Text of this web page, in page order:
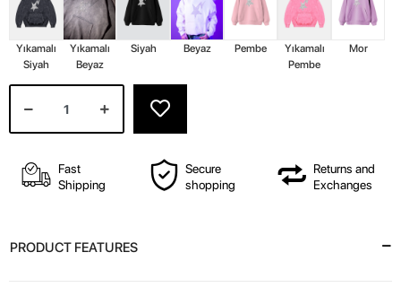
Yıkamalı
Siyah
Yıkamalı
Beyaz
Siyah Beyaz Pembe
Yıkamalı
Pembe
Mor
Fast
Shipping
Secure
shopping
Returns and
Exchanges
PRODUCT FEATURES